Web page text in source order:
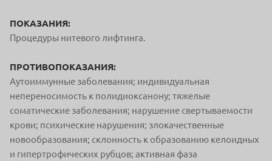
ПОКАЗАНИЯ:
Процедуры нитевого лифтинга.
ПРОТИВОПОКАЗАНИЯ:
Аутоиммунные заболевания; индивидуальная
непереносимость к полидиоксанону; тяжелые
соматические заболевания; нарушение свертываемости
крови; психические нарушения; злокачественные
новообразования; склонность к образованию келоидных
и гипертрофических рубцов; активная фаза